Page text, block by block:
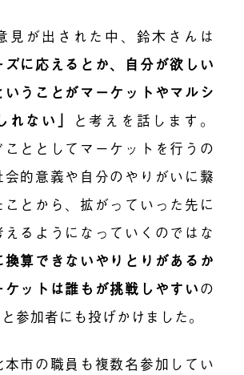
見が出された中、鈴木さんは
に応えるとか、自分が欲しい
うことがマーケットやマルシ
れない 」
と考えを話します。
こととしてマーケットを行うの
会的意義や自分のやりがいに繋
とから、拡がっていった先に
るようになっていくのではな
換算できないやりとりがあるか
ケットは誰もが挑戦しやすいの
参加者にも投げかけました。
本市の職員も複数名参加してい